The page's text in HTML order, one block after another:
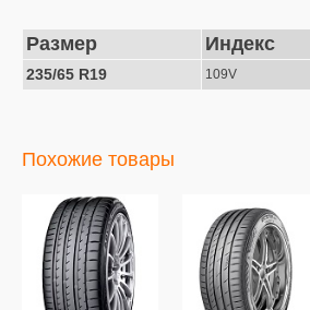
Размер Индекс
235/65 R19 109V
Похожие товары